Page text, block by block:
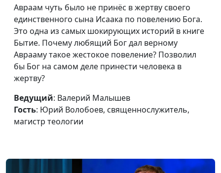
Авраама
Юрий Волобоев,
священнослужитель,
магистр теологии
Обновление завета
Бога с Авраамом
Валерий Малышев,
священнослужитель,
Сара и Агарь: к чему
приводят ошибки?
Юрий Волобоев,
Где наследник?
Валерий Малышев,
#502
Авраам чуть было не принёс в жертву своего
единственного сына Исаака по повелению Бога.
Это одна из самых шокирующих историй в книге
Бытие. Почему любящий Бог дал верному
Аврааму такое жестокое повеление? Позволил
бы Бог на самом деле принести человека в
жертву?
Ведущий: Валерий Малышев
Гость: Юрий Волобоев, священнослужитель,
магистр теологии